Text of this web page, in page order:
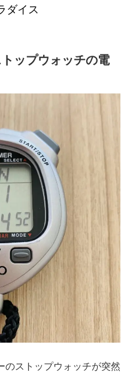
ダイス
ップウォッチの電
のストップウォッチが突然